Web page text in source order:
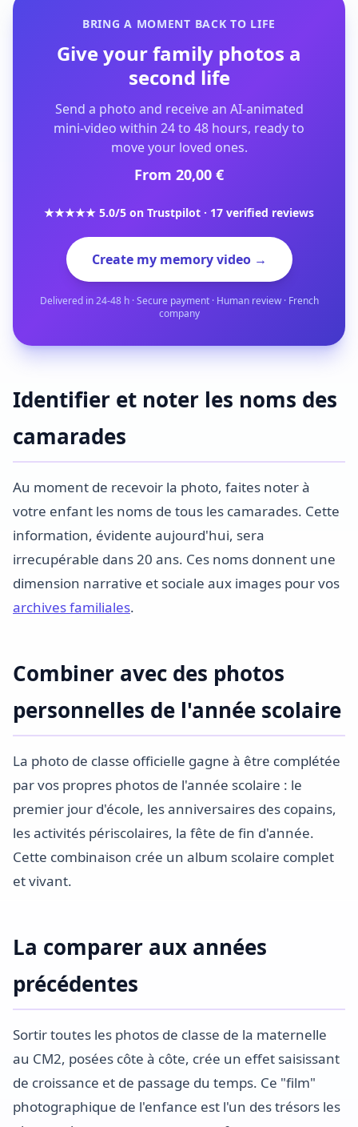
BRING A MOMENT BACK TO LIFE
Give your family photos a
second life
Send a photo and receive an AI-animated
mini-video within 24 to 48 hours, ready to
move your loved ones.
From 20,00 €
★★★★★ 5.0/5 on Trustpilot · 17 verified reviews
Create my memory video →
Delivered in 24-48 h · Secure payment · Human review · French
company
Identifier et noter les noms des
camarades
Au moment de recevoir la photo, faites noter à
votre enfant les noms de tous les camarades. Cette
information, évidente aujourd'hui, sera
irrecupérable dans 20 ans. Ces noms donnent une
dimension narrative et sociale aux images pour vos
archives familiales.
Combiner avec des photos
personnelles de l'année scolaire
La photo de classe officielle gagne à être complétée
par vos propres photos de l'année scolaire : le
premier jour d'école, les anniversaires des copains,
les activités périscolaires, la fête de fin d'année.
Cette combinaison crée un album scolaire complet
et vivant.
La comparer aux années
précédentes
Sortir toutes les photos de classe de la maternelle
au CM2, posées côte à côte, crée un effet saisissant
de croissance et de passage du temps. Ce "film"
photographique de l'enfance est l'un des trésors les